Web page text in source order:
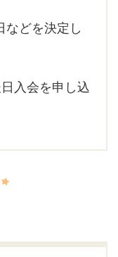
などを決定し
入会を申し込